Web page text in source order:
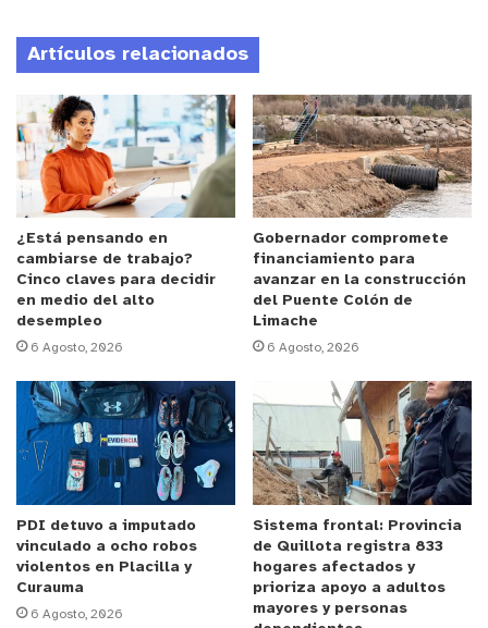
comunidad a personas mayores, y su exposición en
espacios públicos para valorar el testimonio
barrial.
Así lo explicó el presidente de la Agrupación
Expresión Fotográfica,Cristian Pastén Muñoz.
El proyecto responde a la inquietud de un grupo de
amantes de la fotografía, preocupados por la falta
de identidad de los barrios. Con esto, buscaron
rescatar, identificar y difundir el patrimonio local
del territorio, a través de sus habitantes con
mayor trayectoria.
El alcalde de La Ligua,Patricio Pallares Valenzuela,
estuvo presente en la jornada, acompañando a los
expositores y a las organizaciones impulsoras del
taller. El Jefe comunal valoró este tipo de
acciones, pues implican una oportunidad de
“recuperar la historia de la Comuna”.
Artículos relacionados
¿Está pensando en
cambiarse de trabajo?
Cinco claves para decidir
en medio del alto
desempleo
6 Agosto, 2026
Gobernador compromete
financiamiento para
avanzar en la construcción
del Puente Colón de
Limache
6 Agosto, 2026
PDI detuvo a imputado
vinculado a ocho robos
violentos en Placilla y
Curauma
6 Agosto, 2026
Sistema frontal: Provincia
de Quillota registra 833
hogares afectados y
prioriza apoyo a adultos
mayores y personas